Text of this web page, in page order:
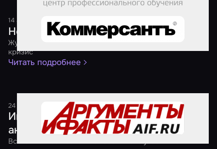
14 августа 2017 1 минута
Нести свой квест
Журнал "Огонек" — о бизнесе, который расцвел в
кризис
Читать подробнее
24 мая 2017 1 минута
Играем, когда темно. В России прошла
акция "Ночь квестов"
Всего лишь за несколько часов число участников